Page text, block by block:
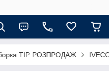
ТІР. РОЗПРОДАЖ